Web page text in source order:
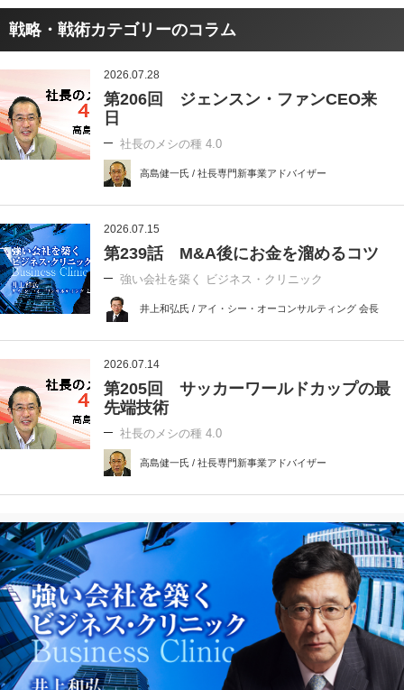
戦略・戦術カテゴリーのコラム
2026.07.28
第206回 ジェンスン・ファンCEO来
日
社長のメシの種 4.0
高島健一氏 / 社長専門新事業アドバイザー
2026.07.15
第239話 M&A後にお金を溜めるコツ
強い会社を築く ビジネス・クリニック
井上和弘氏 / アイ・シー・オーコンサルティング 会長
2026.07.14
第205回 サッカーワールドカップの最
先端技術
社長のメシの種 4.0
高島健一氏 / 社長専門新事業アドバイザー